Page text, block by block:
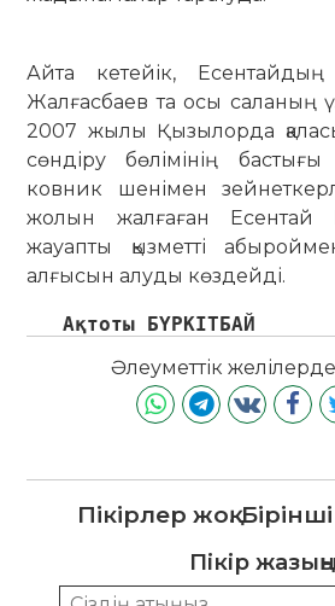
Айта кетейік, Есентайдың
Жалғасбаев та осы са­ланың
2007 жылы Қызылорда
сөндіру бө­лімінің
ковник шенімен
жолын жалға­ған Есентай
жауапты қызметті
алғысын алуды көздейді.
   Ақтоты БҮРКІТБАЙ
Әлеуметтік желілерде
Пікірлер жоқ.
Пікір